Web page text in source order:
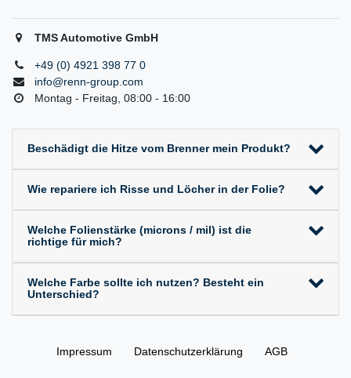
TMS Automotive GmbH
+49 (0) 4921 398 77 0
info@renn-group.com
Montag - Freitag, 08:00 - 16:00
Beschädigt die Hitze vom Brenner mein Produkt?
Wie repariere ich Risse und Löcher in der Folie?
Welche Folienstärke (microns / mil) ist die
richtige für mich?
Welche Farbe sollte ich nutzen? Besteht ein
Unterschied?
Impressum Daten­schutz­erklärung AGB